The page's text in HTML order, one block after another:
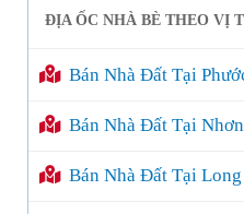
ĐỊA ỐC NHÀ BÈ THEO VỊ
Bán Nhà Đất Tại
Bán Nhà Đất Tại
Bán Nhà Đất Tại